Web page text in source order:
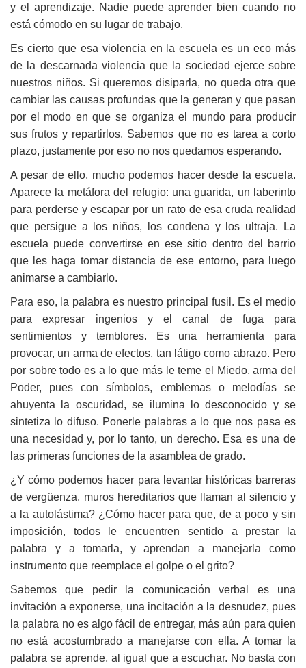
y el aprendizaje. Nadie puede aprender bien cuando no
está cómodo en su lugar de trabajo.
Es cierto que esa violencia en la escuela es un eco más
de la descarnada violencia que la sociedad ejerce sobre
nuestros niños. Si queremos disiparla, no queda otra que
cambiar las causas profundas que la generan y que pasan
por el modo en que se organiza el mundo para producir
sus frutos y repartirlos. Sabemos que no es tarea a corto
plazo, justamente por eso no nos quedamos esperando.
A pesar de ello, mucho podemos hacer desde la escuela.
Aparece la metáfora del refugio: una guarida, un laberinto
para perderse y escapar por un rato de esa cruda realidad
que persigue a los niños, los condena y los ultraja. La
escuela puede convertirse en ese sitio dentro del barrio
que les haga tomar distancia de ese entorno, para luego
animarse a cambiarlo.
Para eso, la palabra es nuestro principal fusil. Es el medio
para expresar ingenios y el canal de fuga para
sentimientos y temblores. Es una herramienta para
provocar, un arma de efectos, tan látigo como abrazo. Pero
por sobre todo es a lo que más le teme el Miedo, arma del
Poder, pues con símbolos, emblemas o melodías se
ahuyenta la oscuridad, se ilumina lo desconocido y se
sintetiza lo difuso. Ponerle palabras a lo que nos pasa es
una necesidad y, por lo tanto, un derecho. Esa es una de
las primeras funciones de la asamblea de grado.
¿Y cómo podemos hacer para levantar históricas barreras
de vergüenza, muros hereditarios que llaman al silencio y
a la autolástima? ¿Cómo hacer para que, de a poco y sin
imposición, todos le encuentren sentido a prestar la
palabra y a tomarla, y aprendan a manejarla como
instrumento que reemplace el golpe o el grito?
Sabemos que pedir la comunicación verbal es una
invitación a exponerse, una incitación a la desnudez, pues
la palabra no es algo fácil de entregar, más aún para quien
no está acostumbrado a manejarse con ella. A tomar la
palabra se aprende, al igual que a escuchar. No basta con